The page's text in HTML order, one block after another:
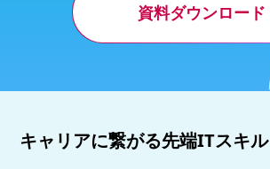
資料ダウンロード
キャリアに繋がる先端ITスキル